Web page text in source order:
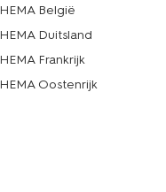
HEMA België
HEMA Duitsland
HEMA Frankrijk
HEMA Oostenrijk